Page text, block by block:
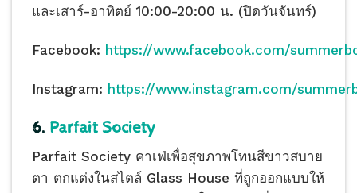
และเสาร์-อาทิตย์ 10:00-20:00 น. (ปิดวันจันทร์)
Facebook: https://www.facebook.com/
Instagram: https://www.instagram.com/
6. Parfait Society
Parfait Society คาเฟ่เพื่อสุขภาพโทนสีขาวสบาย
ตา ตกแต่งในสไตล์ Glass House ที่ถูกออกแบบให้